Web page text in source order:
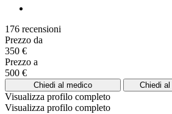
176 recensioni
Prezzo da
350 €
Prezzo a
500 €
Chiedi al medico Chiedi
Visualizza profilo completo
Visualizza profilo completo